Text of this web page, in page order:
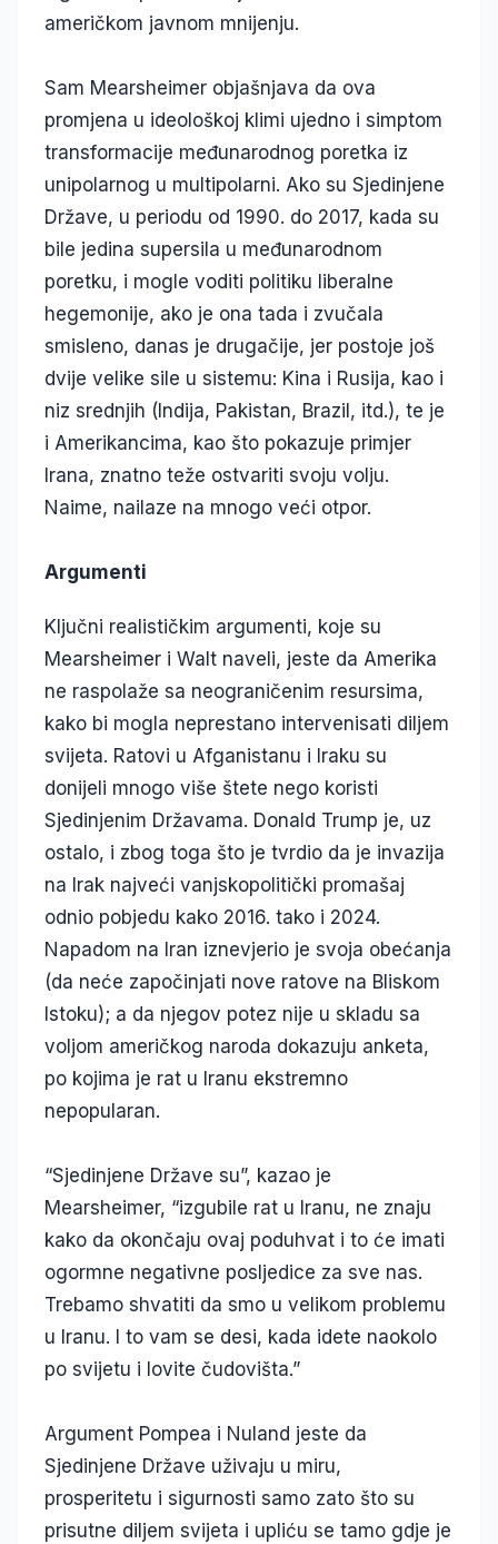
američkom javnom mnijenju.
Sam Mearsheimer objašnjava da ova
promjena u ideološkoj klimi ujedno i simptom
transformacije međunarodnog poretka iz
unipolarnog u multipolarni. Ako su Sjedinjene
Države, u periodu od 1990. do 2017, kada su
bile jedina supersila u međunarodnom
poretku, i mogle voditi politiku liberalne
hegemonije, ako je ona tada i zvučala
smisleno, danas je drugačije, jer postoje još
dvije velike sile u sistemu: Kina i Rusija, kao i
niz srednjih (Indija, Pakistan, Brazil, itd.), te je
i Amerikancima, kao što pokazuje primjer
Irana, znatno teže ostvariti svoju volju.
Naime, nailaze na mnogo veći otpor.
Argumenti
Ključni realističkim argumenti, koje su
Mearsheimer i Walt naveli, jeste da Amerika
ne raspolaže sa neograničenim resursima,
kako bi mogla neprestano intervenisati diljem
svijeta. Ratovi u Afganistanu i Iraku su
donijeli mnogo više štete nego koristi
Sjedinjenim Državama. Donald Trump je, uz
ostalo, i zbog toga što je tvrdio da je invazija
na Irak najveći vanjskopolitički promašaj
odnio pobjedu kako 2016. tako i 2024.
Napadom na Iran iznevjerio je svoja obećanja
(da neće započinjati nove ratove na Bliskom
Istoku); a da njegov potez nije u skladu sa
voljom američkog naroda dokazuju anketa,
po kojima je rat u Iranu ekstremno
nepopularan.
“Sjedinjene Države su”, kazao je
Mearsheimer, “izgubile rat u Iranu, ne znaju
kako da okončaju ovaj poduhvat i to će imati
ogormne negativne posljedice za sve nas.
Trebamo shvatiti da smo u velikom problemu
u Iranu. I to vam se desi, kada idete naokolo
po svijetu i lovite čudovišta.”
Argument Pompea i Nuland jeste da
Sjedinjene Države uživaju u miru,
prosperitetu i sigurnosti samo zato što su
prisutne diljem svijeta i upliću se tamo gdje je